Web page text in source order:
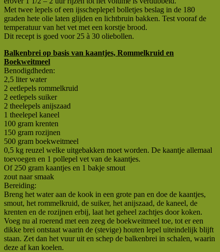
Met twee lepels of een ijsscheplepel bolletjes beslag in de 180
graden hete olie laten glijden en lichtbruin bakken. Test vooraf de
temperatuur van het vet met een korstje brood.
Dit recept is goed voor 25 à 30 oliebollen.
Balkenbrei op basis van kaantjes, Rommelkruid en
Boekweitmeel
Benodigdheden:
2,5 liter water
2 eetlepels rommelkruid
2 eetlepels suiker
2 theelepels anijszaad
1 theelepel kaneel
100 gram krenten
150 gram rozijnen
500 gram boekweitmeel
0,5 kg reuzel welke uitgebakken moet worden. De kaantje allemaal
toevoegen en 1 pollepel vet van de kaantjes.
Of 250 gram kaantjes en 1 bakje smout
zout naar smaak
Bereiding:
Breng het water aan de kook in een grote pan en doe de kaantjes,
smout, het rommelkruid, de suiker, het anijszaad, de kaneel, de
krenten en de rozijnen erbij, laat het geheel zachtjes door koken.
Voeg nu al roerend met een zeeg de boekweitmeel toe, tot er een
dikke brei ontstaat waarin de (stevige) houten lepel uiteindelijk blijft
staan. Zet dan het vuur uit en schep de balkenbrei in schalen, waarin
deze af kan koelen.